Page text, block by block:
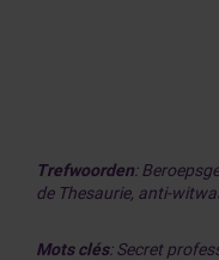
Trefwoorden:
de Thesaurie, anti-
Mots clés: Secret